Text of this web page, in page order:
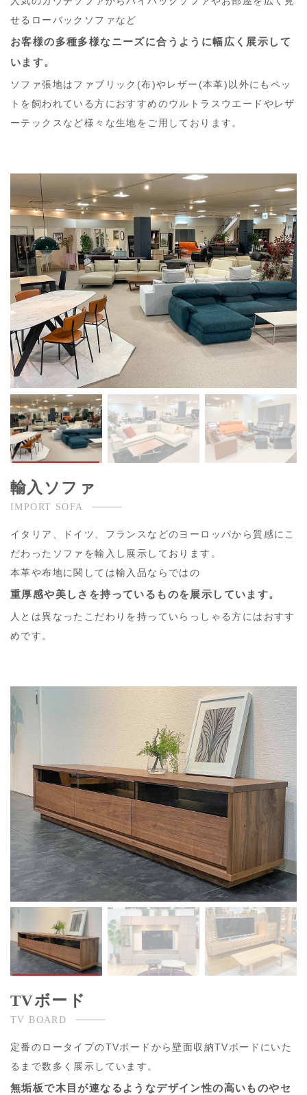
せるローバックソファなど
お客様の多種多様なニーズに合うように幅広く展示して
います。
ソファ張地はファブリック(布)やレザー(本革)以外にもペッ
トを飼われている方におすすめのウルトラスウエードやレザ
ーテックスなど様々な生地をご用しております。
輸入ソファ
IMPORT SOFA
イタリア、ドイツ、フランスなどのヨーロッパから質感にこ
だわったソファを輸入し展示しております。
本革や布地に関しては輸入品ならではの
重厚感や美しさを持っているものを展示しています。
人とは異なったこだわりを持っていらっしゃる方にはおすす
めです。
TVボード
TV BOARD
定番のロータイプのTVボードから壁面収納TVボードにいた
るまで数多く展示しています。
無垢板で木目が連なるようなデザイン性の高いものやセ